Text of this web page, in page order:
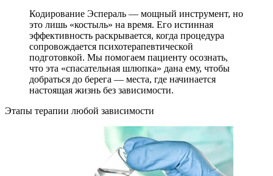
Кодирование Эспераль — мощный инструмент, но
это лишь «костыль» на время. Его истинная
эффективность раскрывается, когда процедура
сопровождается психотерапевтической
подготовкой. Мы помогаем пациенту осознать,
что эта «спасательная шлюпка» дана ему, чтобы
добраться до берега — места, где начинается
настоящая жизнь без зависимости.
Этапы терапии любой зависимости